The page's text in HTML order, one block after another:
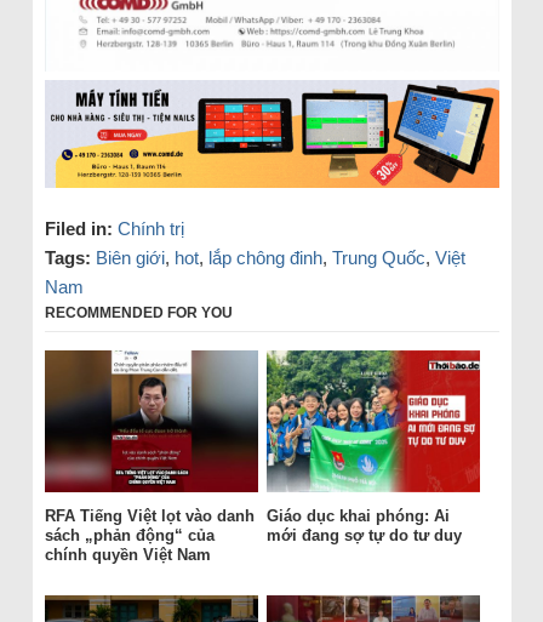
Filed in: Chính trị
Tags: Biên giới, hot, lắp chông đinh, Trung Quốc, Việt
Nam
RECOMMENDED FOR YOU
RFA Tiếng Việt lọt vào danh
sách „phản động“ của
chính quyền Việt Nam
Giáo dục khai phóng: Ai
mới đang sợ tự do tư duy